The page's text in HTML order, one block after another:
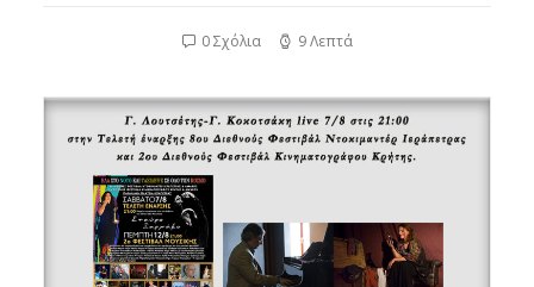
0 Σχόλια 9 Λεπτά